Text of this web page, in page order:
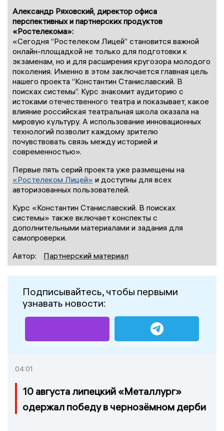
Александр Ряховский, директор офиса
перспективных и партнерских продуктов
«Ростелекома»:
«Сегодня “Ростелеком Лицей” становится важной
онлайн-площадкой не только для подготовки к
экзаменам, но и для расширения кругозора молодого
поколения. Именно в этом заключается главная цель
нашего проекта “Константин Станиславский. В
поисках системы”. Курс знакомит аудиторию с
истоками отечественного театра и показывает, какое
влияние российская театральная школа оказала на
мировую культуру. А использование инновационных
технологий позволит каждому зрителю
почувствовать связь между историей и
современностью».
Первые пять серий проекта уже размещены на
«Ростелеком Лицей» и доступны для всех
авторизованных пользователей.
Курс «Константин Станиславский. В поисках
системы» также включает конспекты с
дополнительными материалами и задания для
самопроверки.
Автор:
Партнерский материал
Подписывайтесь, чтобы первыми
узнавать новости:
04:01
10 августа липецкий «Металлург»
одержал победу в чернозёмном дерби